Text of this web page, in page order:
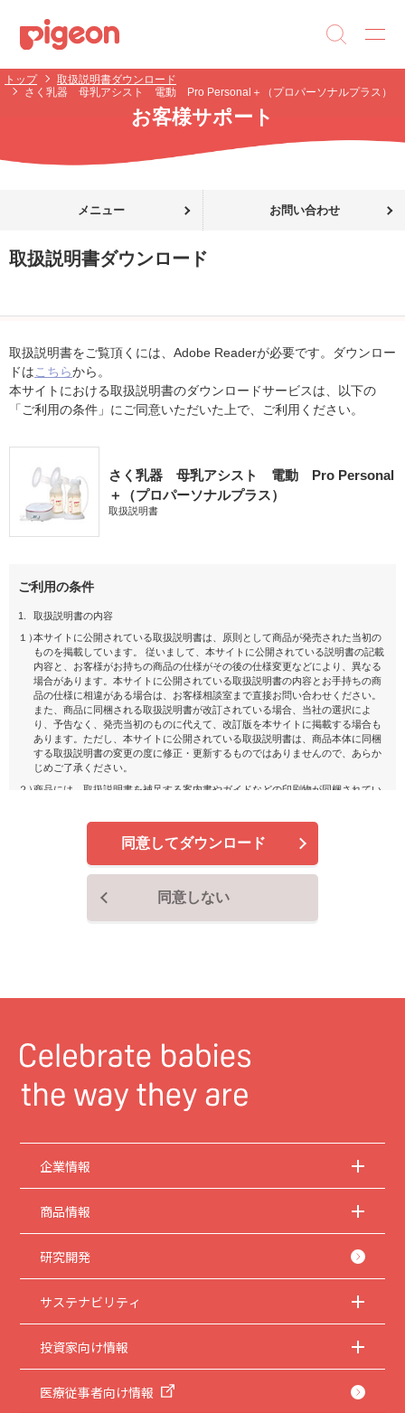
トップ
取扱説明書ダウンロード
さく乳器 母乳アシスト 電動 Pro Personal＋（プロパーソナルプラス）
お客様サポート
メニュー お問い合わせ
取扱説明書ダウンロード
取扱説明書をご覧頂くには、Adobe Readerが必要です。ダウンロー
ドは こちらから。
本サイトにおける取扱説明書のダウンロードサービスは、以下の
「ご利用の条件」にご同意いただいた上で、ご利用ください。
さく乳器 母乳アシスト 電動 Pro Personal
＋（プロパーソナルプラス）
取扱説明書
ご利用の条件
1.
取扱説明書の内容
１）本サイトに公開されている取扱説明書は、原則として商品が発売された当初の
ものを掲載しています。 従いまして、本サイトに公開されている説明書の記載
内容と、お客様がお持ちの商品の仕様がその後の仕様変更などにより、異なる
場合があります。本サイトに公開されている取扱説明書の内容とお手持ちの商
品の仕様に相違がある場合は、お客様相談室まで直接お問い合わせください。
また、商品に同梱される取扱説明書が改訂されている場合、当社の選択によ
り、予告なく、発売当初のものに代えて、改訂版を本サイトに掲載する場合も
あります。ただし、本サイトに公開されている取扱説明書は、商品本体に同梱
する取扱説明書の変更の度に修正・更新するものではありませんので、あらか
じめご了承ください。
２）商品には、取扱説明書を補足する案内書やガイドなどの印刷物が同梱されてい
商品ご使用時の安全上のご注意については、取扱説明書に記載または別途同梱の別
基本的に公開しておりません。
取扱説明書中に記載する安全上のご注意は、法的規
取扱説明書の著作権は当社に帰属します。権利者の許諾を得ることなく、取扱説明
することは、この限りではありません。
当社は、常に細心の注意を払って本サイトを運営管理しておりますが、情報および
動作の正確性、完全性を保証するものではありません。お客様が本サイトをご利用
トラブル、ならびにその他の損害についても、当社は責任を負うものではありませ
本サイトのサービスの中止、変更など
本サイトのサービスは予告なく中止、または内容や条件を変更する場合がありま
す。あらかじめご了承ください。
取扱説明書は、商品をご購入いただいたお客様のための資料です。本サイトに公開
同意しない
同意してダウンロード
企業情報
商品情報
研究開発
サステナビリティ
投資家向け情報
医療従事者向け情報